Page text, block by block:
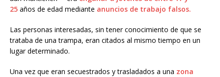
25 años de edad mediante anuncios de trabajo falsos.
Las personas interesadas, sin tener conocimiento de que se
trataba de una trampa, eran citados al mismo tiempo en un
lugar determinado.
Una vez que eran secuestrados y trasladados a una zona